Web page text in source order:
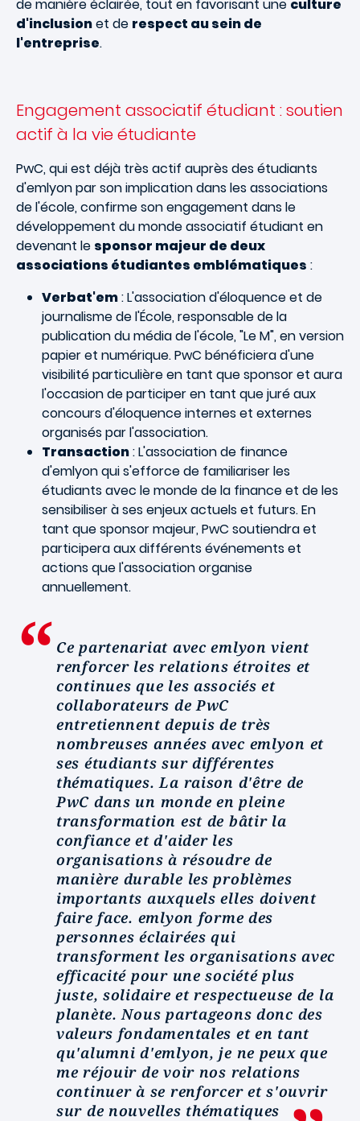
de manière éclairée, tout en favorisant une culture
d'inclusionet de respect au sein de
l'entreprise.
Engagement associatif étudiant : soutien
actif à la vie étudiante
PwC, qui est déjà très actif auprès des étudiants
d'emlyon par son implication dans les associations
de l'école, confirme son engagement dans le
développement du monde associatif étudiant en
devenant le sponsor majeur de deux
associations étudiantes emblématiques :
Verbat'em: L'association d'éloquence et de
journalisme de l'École, responsable de la
publication du média de l'école, "Le M", en version
papier et numérique. PwC bénéficiera d'une
visibilité particulière en tant que sponsor et aura
l'occasion de participer en tant que juré aux
concours d'éloquence internes et externes
organisés par l'association.
Transaction: L'association de finance
d'emlyon qui s'efforce de familiariser les
étudiants avec le monde de la finance et de les
sensibiliser à ses enjeux actuels et futurs. En
tant que sponsor majeur, PwC soutiendra et
participera aux différents événements et
actions que l'association organise
annuellement.
Ce partenariat avec emlyon vient
renforcer les relations étroites et
continues que les associés et
collaborateurs de PwC
entretiennent depuis de très
nombreuses années avec emlyon et
ses étudiants sur différentes
thématiques. La raison d'être de
PwC dans un monde en pleine
transformation est de bâtir la
confiance et d'aider les
organisations à résoudre de
manière durable les problèmes
importants auxquels elles doivent
faire face. emlyon forme des
personnes éclairées qui
transforment les organisations avec
efficacité pour une société plus
juste, solidaire et respectueuse de la
planète. Nous partageons donc des
valeurs fondamentales et en tant
qu'alumni d'emlyon, je ne peux que
me réjouir de voir nos relations
continuer à se renforcer et s'ouvrir
sur de nouvelles thématiques